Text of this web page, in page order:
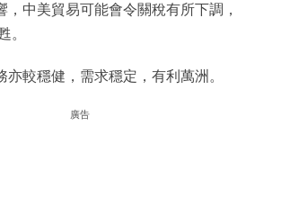
，中美貿易可能會令關稅有所下調，
。
亦較穩健，需求穩定，有利萬洲。
廣告